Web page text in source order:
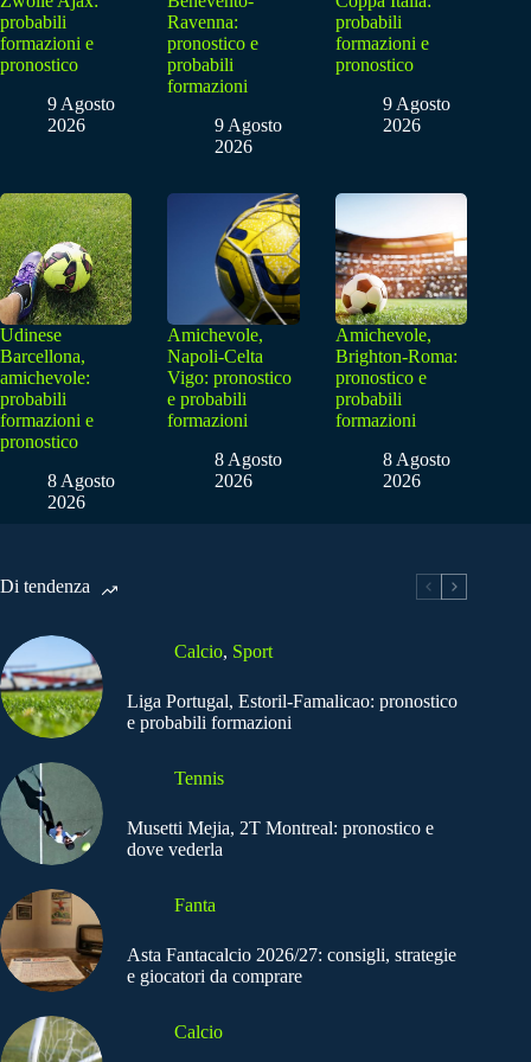
probabili
formazioni e
pronostico
9 Agosto
2026
Ravenna:
pronostico e
probabili
formazioni
9 Agosto
2026
probabili
formazioni e
pronostico
9 Agosto
2026
Udinese
Barcellona,
amichevole:
probabili
formazioni e
pronostico
8 Agosto
2026
Amichevole,
Napoli-Celta
Vigo: pronostico
e probabili
formazioni
8 Agosto
2026
Amichevole,
Brighton-Roma:
pronostico e
probabili
formazioni
8 Agosto
2026
Di tendenza
Calcio, Sport
Liga Portugal, Estoril-Famalicao: pronostico
e probabili formazioni
Tennis
Musetti Mejia, 2T Montreal: pronostico e
dove vederla
Fanta
Asta Fantacalcio 2026/27: consigli, strategie
e giocatori da comprare
Calcio